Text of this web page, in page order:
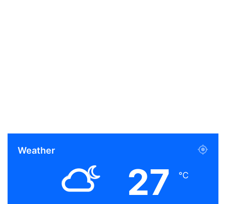
Weather
27 ℃